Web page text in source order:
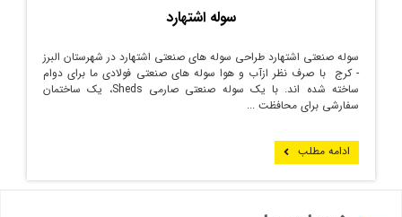
سوله اشتهارد
سوله صنعتی اشتهارد طراحی سوله های صنعتی اشتهارد در شهرستان البرز
- کرج با صرف نظر ازآب و هوا سوله های صنعتی فولادی ما برای دوام
ساخته شده اند. با یک سوله صنعتی صارمی Sheds، یک ساختمان
سفارشی برای محافظت ...
ادامه مطلب